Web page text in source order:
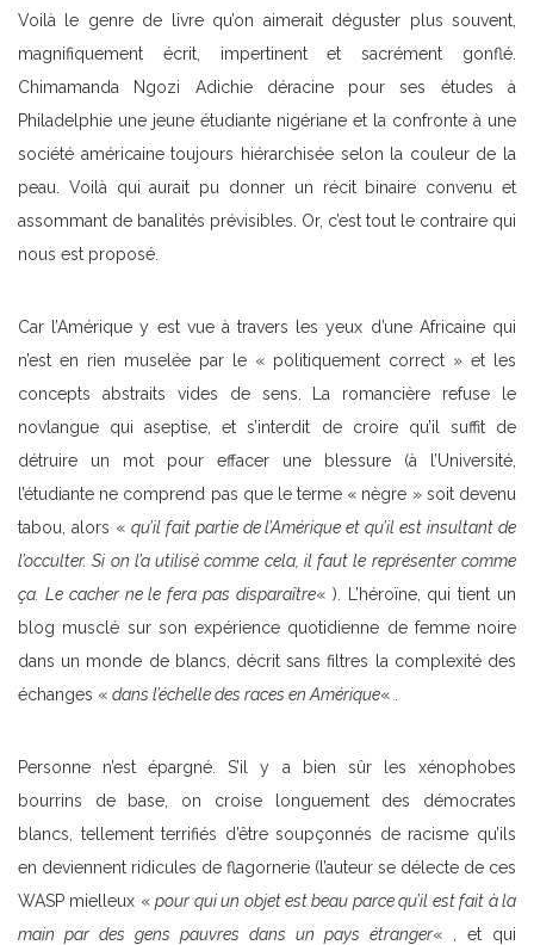
Voilà le genre de livre qu’on aimerait déguster plus souvent,
magnifiquement écrit, impertinent et sacrément gonflé.
Chimamanda Ngozi Adichie déracine pour ses études à
Philadelphie une jeune étudiante nigériane et la confronte à une
société américaine toujours hiérarchisée selon la couleur de la
peau. Voilà qui aurait pu donner un récit binaire convenu et
assommant de banalités prévisibles. Or, c’est tout le contraire qui
nous est proposé.
Car l’Amérique y est vue à travers les yeux d’une Africaine qui
n’est en rien muselée par le « politiquement correct » et les
concepts abstraits vides de sens. La romancière refuse le
novlangue qui aseptise, et s’interdit de croire qu’il suffit de
détruire un mot pour effacer une blessure (à l’Université,
l’étudiante ne comprend pas que le terme « nègre » soit devenu
tabou, alors « qu’il fait partie de l’Amérique et qu’il est insultant de
l’occulter. Si on l’a utilisé comme cela, il faut le représenter comme
ça. Le cacher ne le fera pas disparaître« ). L’héroïne, qui tient un
blog musclé sur son expérience quotidienne de femme noire
dans un monde de blancs, décrit sans filtres la complexité des
échanges « dans l’échelle des races en Amérique« .
Personne n’est épargné. S’il y a bien sûr les xénophobes
bourrins de base, on croise longuement des démocrates
blancs, tellement terrifiés d’être soupçonnés de racisme qu’ils
en deviennent ridicules de flagornerie (l’auteur se délecte de ces
WASP mielleux «pour qui un objet est beau parce qu’il est fait à la
main par des gens pauvres dans un pays étranger« , et qui